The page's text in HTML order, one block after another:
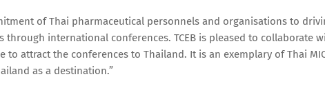
of Thai pharmaceutical personnels and organisations to
international conferences. TCEB is pleased to collaborate
attract the conferences to Thailand. It is an exemplary of Thai
as a destination.”